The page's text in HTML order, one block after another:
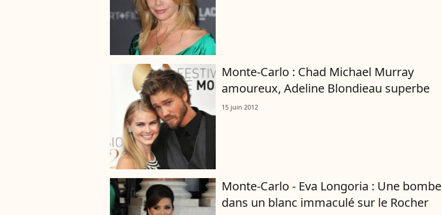
Monte-Carlo : Chad Michael Murray
amoureux, Adeline Blondieau superbe
15 juin 2012
Monte-Carlo - Eva Longoria : Une bombe
dans un blanc immaculé sur le Rocher